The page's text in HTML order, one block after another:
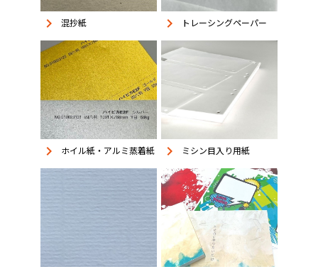
keyboard_arrow_right 混抄紙 keyboard_arrow_right トレーシングペーパー
keyboard_arrow_right ホイル紙・アルミ蒸着紙 keyboard_arrow_right ミシン目入り用紙